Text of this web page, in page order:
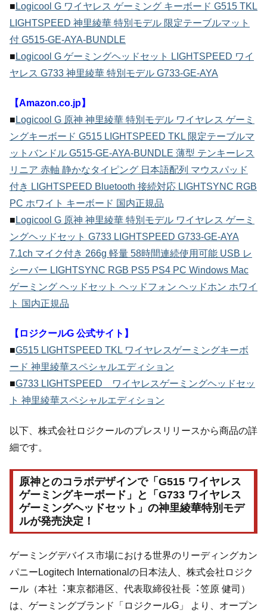
■ Logicool G ワイヤレス ゲーミング キーボード G515 TKL
LIGHTSPEED 神里綾華 特別モデル 限定テーブルマット
付 G515-GE-AYA-BUNDLE
■ Logicool G ゲーミングヘッドセット LIGHTSPEED ワイ
ヤレス G733 神里綾華 特別モデル G733-GE-AYA
【Amazon.co.jp】
■ Logicool G 原神 神里綾華 特別モデル ワイヤレス ゲーミ
ングキーボード G515 LIGHTSPEED TKL 限定テーブルマ
ットバンドル G515-GE-AYA-BUNDLE 薄型 テンキーレス
リニア 赤軸 静かなタイピング 日本語配列 マウスパッド
付き LIGHTSPEED Bluetooth 接続対応 LIGHTSYNC RGB
PC ホワイト キーボード 国内正規品
■ Logicool G 原神 神里綾華 特別モデル ワイヤレス ゲーミ
ングヘッドセット G733 LIGHTSPEED G733-GE-AYA
7.1ch マイク付き 266g 軽量 58時間連続使用可能 USB レ
シーバー LIGHTSYNC RGB PS5 PS4 PC Windows Mac
ゲーミング ヘッドセット ヘッドフォン ヘッドホン ホワイ
ト 国内正規品
【ロジクールG 公式サイト】
■G515 LIGHTSPEED TKL ワイヤレスゲーミングキーボ
ード 神里綾華スペシャルエディション
■G733 LIGHTSPEED ワイヤレスゲーミングヘッドセッ
ト 神里綾華スペシャルエディション
以下、株式会社ロジクールのプレスリリースから商品の詳
細です。
原神とのコラボデザインで「G515 ワイヤレス
ゲーミングキーボード」と「G733 ワイヤレス
ゲーミングヘッドセット」の神里綾華特別モデ
ルが発売決定！
ゲーミングデバイス市場における世界のリーディングカン
パニーLogitech Internationalの⽇本法⼈、株式会社ロジク
ール（本社︓東京都港区、代表取締役社⻑︓笠原 健司）
は、ゲーミングブランド「ロジクールG」 より、オープン